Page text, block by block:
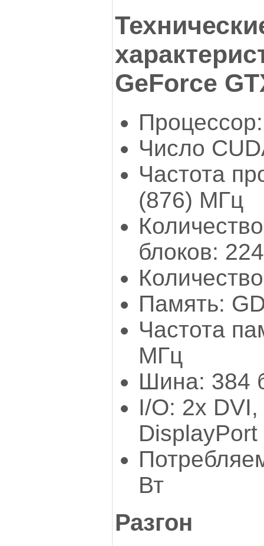
GeForce
Число
Частота
(876) МГц
блоков: 224
Память:
Частота
МГц
Шина: 384
I/O: 2х
DisplayPort
Вт
Разгон